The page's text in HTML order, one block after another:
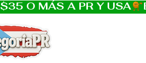
O MÁS A PR Y USA